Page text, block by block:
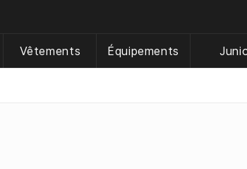
Vêtements Équipements